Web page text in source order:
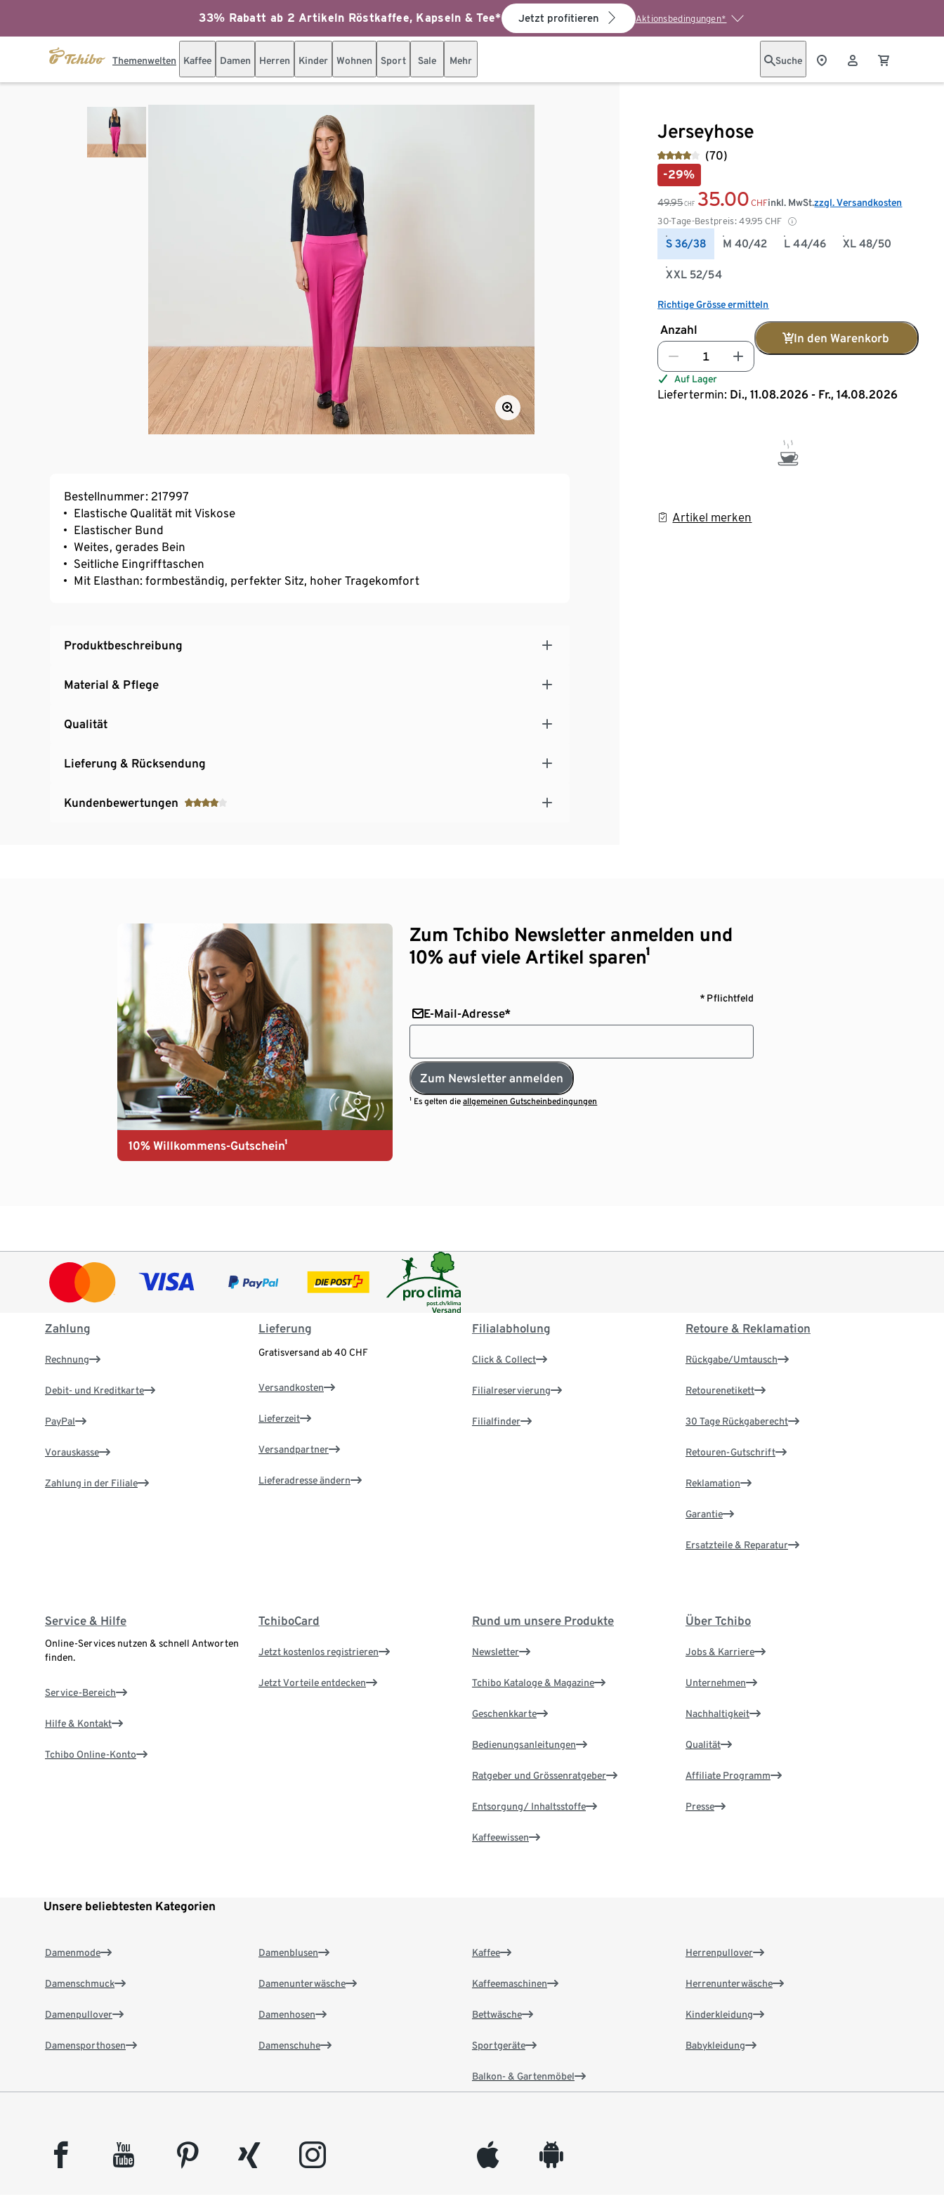
33% Rabatt ab 2 Artikeln Röstkaffee, Kapseln & Tee* Jetzt profitieren Aktionsbedingungen*
Themenwelten Kaffee Damen Herren Kinder Wohnen Sport Sale Mehr Suche
Jerseyhose
(70)
-29%
49.95 CHF 35.00 CHF
30-Tage-Bestpreis: 49.95 CHF
inkl. MwSt.zzgl. Versandkosten
S 36/38 M 40/42 L 44/46 XL 48/50
XXL 52/54
Richtige Grösse ermitteln
Anzahl
In den Warenkorb
Auf Lager
Liefertermin: Di., 11.08.2026 - Fr., 14.08.2026
Artikel merken
Bestellnummer: 217997
Elastische Qualität mit Viskose
Elastischer Bund
Weites, gerades Bein
Seitliche Eingrifftaschen
Mit Elasthan: formbeständig, perfekter Sitz, hoher Tragekomfort
Produktbeschreibung
Material & Pflege
Qualität
Lieferung & Rücksendung
Kundenbewertungen
10% Willkommens-Gutschein¹
Zum Tchibo Newsletter anmelden und
10% auf viele Artikel sparen¹
* Pflichtfeld
E-Mail-Adresse*
Zum Newsletter anmelden
¹ Es gelten dieallgemeinen Gutscheinbedingungen
Zahlung
Rechnung
Debit- und Kreditkarte
PayPal
Vorauskasse
Zahlung in der Filiale
Lieferung
Gratisversand ab 40 CHF
Versandkosten
Lieferzeit
Versandpartner
Lieferadresse ändern
Filialabholung
Click & Collect
Filialreservierung
Filialfinder
Retoure & Reklamation
Rückgabe/Umtausch
Retourenetikett
30 Tage Rückgaberecht
Retouren-Gutschrift
Reklamation
Garantie
Ersatzteile & Reparatur
Service & Hilfe
Online-Services nutzen & schnell Antworten
finden.
Service-Bereich
Hilfe & Kontakt
Tchibo Online-Konto
TchiboCard
Jetzt kostenlos registrieren
Jetzt Vorteile entdecken
Rund um unsere Produkte
Newsletter
Tchibo Kataloge & Magazine
Geschenkkarte
Bedienungsanleitungen
Ratgeber und Grössenratgeber
Entsorgung/ Inhaltsstoffe
Kaffeewissen
Über Tchibo
Jobs & Karriere
Unternehmen
Nachhaltigkeit
Qualität
Affiliate Programm
Presse
Unsere beliebtesten Kategorien
Damenmode
Damenschmuck
Damenpullover
Damensporthosen
Damenblusen
Damenunterwäsche
Damenhosen
Damenschuhe
Kaffee
Kaffeemaschinen
Bettwäsche
Sportgeräte
Balkon- & Gartenmöbel
Herrenpullover
Herrenunterwäsche
Kinderkleidung
Babykleidung
facebook youtube pinterest xing instagram appleinc android